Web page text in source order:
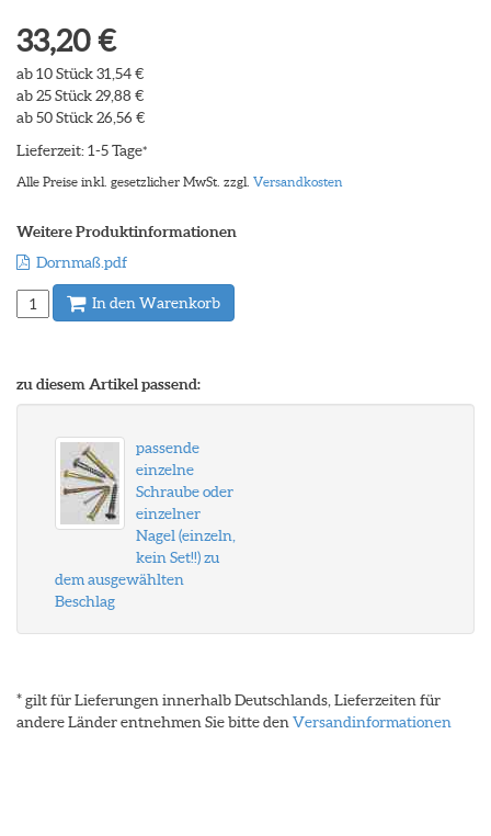
33,20 €
ab 10 Stück 31,54 €
ab 25 Stück 29,88 €
ab 50 Stück 26,56 €
Lieferzeit: 1-5 Tage*
Alle Preise inkl. gesetzlicher MwSt. zzgl. Versandkosten
Weitere Produktinformationen
Dornmaß.pdf
In den Warenkorb
zu diesem Artikel passend:
passende
einzelne
Schraube oder
einzelner
Nagel (einzeln,
kein Set!!) zu
dem ausgewählten
Beschlag
* gilt für Lieferungen innerhalb Deutschlands, Lieferzeiten für
andere Länder entnehmen Sie bitte den Versandinformationen